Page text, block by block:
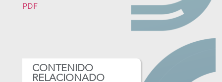
PDF
CONTENIDO
RELACIONADO